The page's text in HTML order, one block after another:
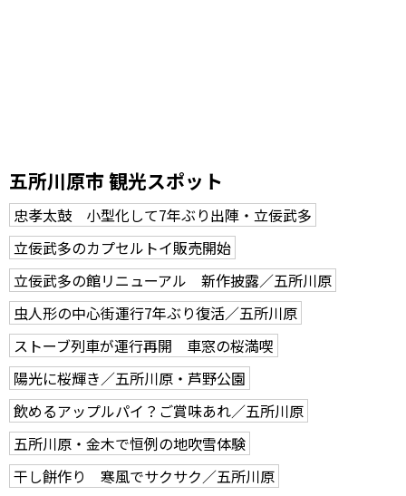
五所川原市 観光スポット
忠孝太鼓 小型化して7年ぶり出陣・立佞武多
立佞武多のカプセルトイ販売開始
立佞武多の館リニューアル 新作披露／五所川原
虫人形の中心街運行7年ぶり復活／五所川原
ストーブ列車が運行再開 車窓の桜満喫
陽光に桜輝き／五所川原・芦野公園
飲めるアップルパイ？ご賞味あれ／五所川原
五所川原・金木で恒例の地吹雪体験
干し餅作り 寒風でサクサク／五所川原